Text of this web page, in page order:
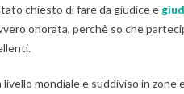
chiesto di fare da giudice e
onorata, perchè so che
livello mondiale e suddiviso in zone